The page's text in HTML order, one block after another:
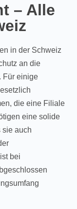
– Alle
in der Schweiz
an die
Für einige
die eine Filiale
eine solide
sie auch
bei